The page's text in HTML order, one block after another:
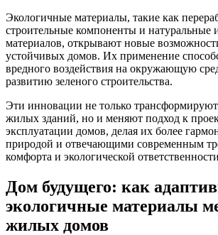
Экологичные материалы, такие как
строительные компоненты и натуральные
материалов, открывают новые
устойчивых домов. Их применение
вредного воздействия на окружающую
развитию зеленого строительства.
Эти инновации не только
жилых зданий, но и меняют подход к
эксплуатации домов, делая их более
природой и отвечающими современным
комфорта и экологической
Дом будущего: как
экологичные материалы
жилых домов